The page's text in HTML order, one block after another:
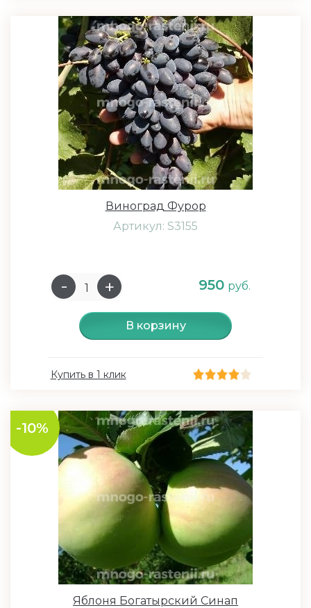
Виноград Фурор
Артикул: S3155
950 руб.
В корзину
Купить в 1 клик
-10%
Яблоня Богатырский Синап